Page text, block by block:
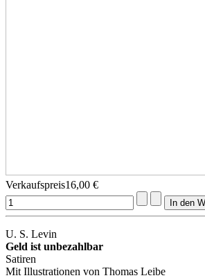
Verkaufspreis16,00 €
U. S. Levin
Geld ist unbezahlbar
Satiren
Mit Illustrationen von Thomas Leibe